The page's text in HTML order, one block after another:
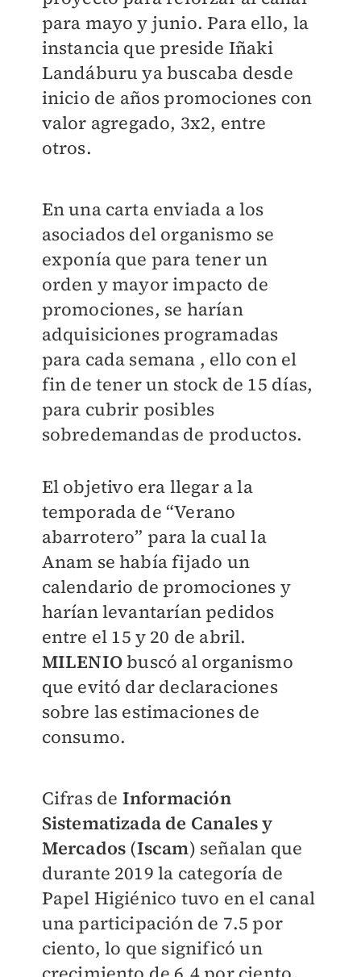
para mayo y junio. Para ello, la
instancia que preside Iñaki
Landáburu ya buscaba desde
inicio de años promociones con
valor agregado, 3x2, entre
otros.
En una carta enviada a los
asociados del organismo se
exponía que para tener un
orden y mayor impacto de
promociones, se harían
adquisiciones programadas
para cada semana , ello con el
fin de tener un stock de 15 días,
para cubrir posibles
sobredemandas de productos.
El objetivo era llegar a la
temporada de “Verano
abarrotero” para la cual la
Anam se había fijado un
calendario de promociones y
harían levantarían pedidos
entre el 15 y 20 de abril.
MILENIObuscó al organismo
que evitó dar declaraciones
sobre las estimaciones de
consumo.
Cifras de Información
Sistematizada de Canales y
Mercados (Iscam) señalan que
durante 2019 la categoría de
Papel Higiénico tuvo en el canal
una participación de 7.5 por
ciento, lo que significó un